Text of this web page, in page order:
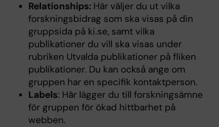
Relationships: Här väljer du ut vilka
forskningsbidrag som ska visas på din
gruppsida på ki.se, samt vilka
publikationer du vill ska visas under
rubriken Utvalda publikationer på fliken
publikationer. Du kan också ange om
gruppen har en specifik kontaktperson.
Labels: Här lägger du till forskningsämne
för gruppen för ökad hittbarhet på
webben.